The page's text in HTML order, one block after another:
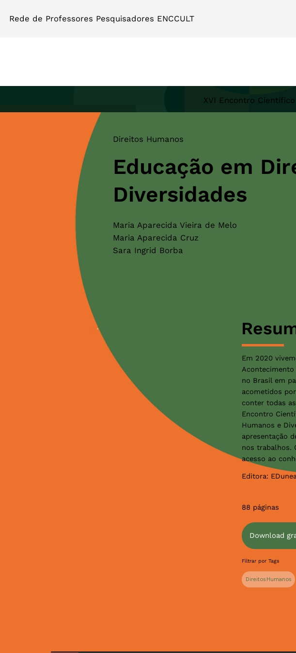
Rede de Professores Pesquisadores ENCCULT
XVI Encontro
Direitos Humanos
Educação em
Diversidades
Maria Aparecida Vieira de Melo
Maria Aparecida Cruz
Sara Ingrid Borba
Em 2020
no Brasil em
acometidos
conter todas
Encontro
Humanos e
apresentação
nos trabalhos.
acesso ao
Editora:
88 páginas
Download
Filtrar por Tags
Direitos Humanos